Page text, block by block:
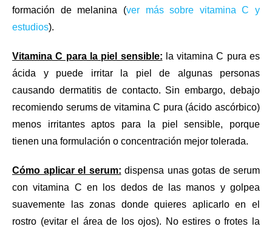
formación de melanina (ver más sobre vitamina C y
estudios).
Vitamina C para la piel sensible: la vitamina C pura es
ácida y puede irritar la piel de algunas personas
causando dermatitis de contacto. Sin embargo, debajo
recomiendo serums de vitamina C pura (ácido ascórbico)
menos irritantes aptos para la piel sensible, porque
tienen una formulación o concentración mejor tolerada.
Cómo aplicar el serum: dispensa unas gotas de serum
con vitamina C en los dedos de las manos y golpea
suavemente las zonas donde quieres aplicarlo en el
rostro (evitar el área de los ojos). No estires o frotes la